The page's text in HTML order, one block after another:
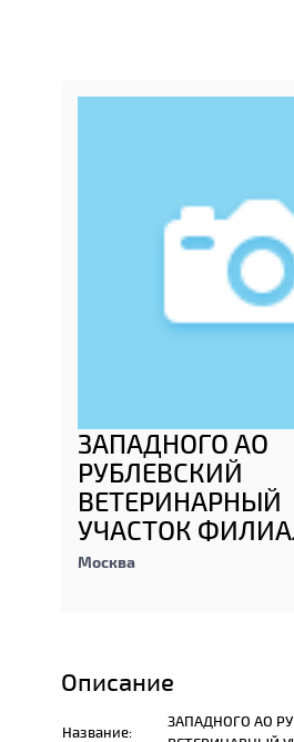
ЗАПАДНОГО АО
РУБЛЕВСКИЙ
ВЕТЕРИНАРНЫЙ
УЧАСТОК
Москва
Описание
Название:
ЗАПАДНОГО АО